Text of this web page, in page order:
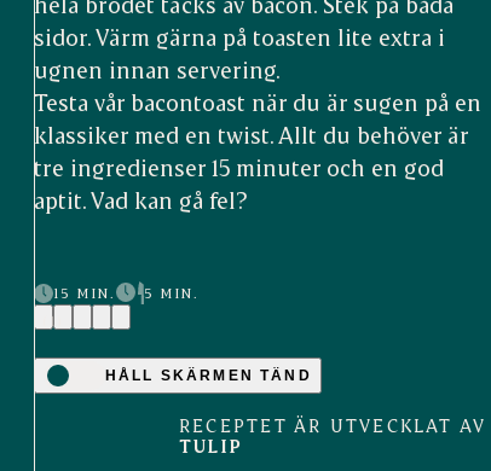
sidor. Värm gärna på toasten lite extra i
ugnen innan servering.
Testa vår bacontoast när du är sugen på en
klassiker med en twist. Allt du behöver är
tre ingredienser 15 minuter och en god
aptit. Vad kan gå fel?
15 MIN.
5 MIN.
(1)
HÅLL SKÄRMEN TÄND
RECEPTET ÄR UTVECKLAT AV
TULIP